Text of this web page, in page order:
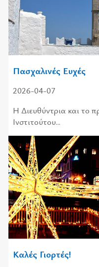
Πασχαλινές Ευχές
2026-04-07
Η Διευ­θύ­ντρια και το
Ινστι­τού­του...
Καλές Γιορτές!